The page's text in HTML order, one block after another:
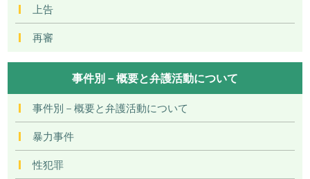
上告
再審
事件別－概要と弁護活動について
事件別－概要と弁護活動について
暴力事件
性犯罪